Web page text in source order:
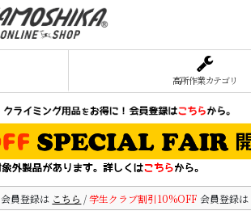
高所作業カテゴリ
会員登録は こちら /学生クラブ割引10%OFF 会員登録は